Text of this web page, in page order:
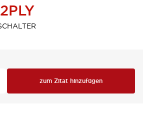
zum Zitat hinzufügen